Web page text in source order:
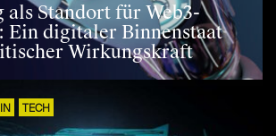
als Standort für Web3-
Ein digitaler Binnenstaat
Wirkungskraft
TECH